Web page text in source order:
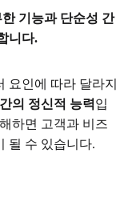
한 기능과 단순성 간
니다.
요인에 따라 달라지
의 정신적 능력입
하면 고객과 비즈
될 수 있습니다.